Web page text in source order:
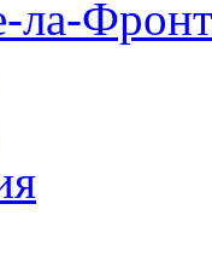
ла-